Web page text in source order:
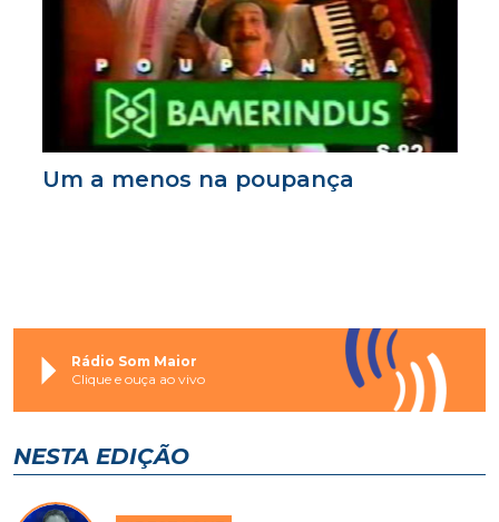
Um a menos na poupança
Rádio Som Maior
Clique e ouça ao vivo
NESTA EDIÇÃO